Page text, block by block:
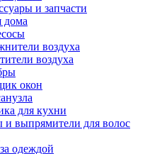
и запчасти
дома
воздуха
воздуха
окон
для кухни
выпрямители для волос
одеждой